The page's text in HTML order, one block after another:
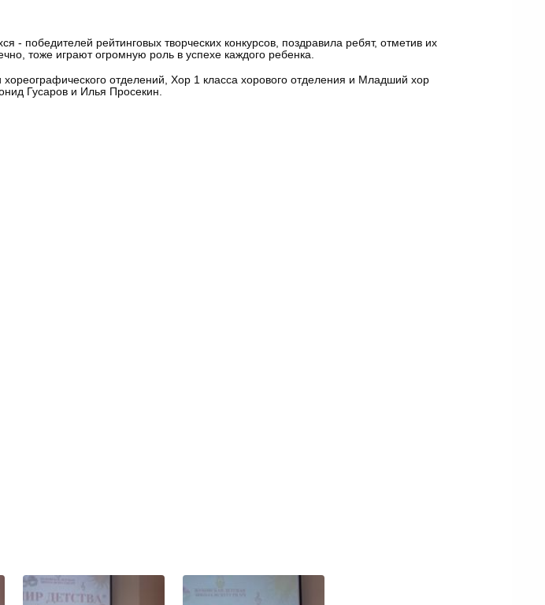
победителей рейтинговых творческих конкурсов, поздравила ребят, отметив их
тоже играют огромную роль в успехе каждого ребенка.
отделений, Хор 1 класса хорового отделения и Младший хор
Гусаров и Илья Просекин.